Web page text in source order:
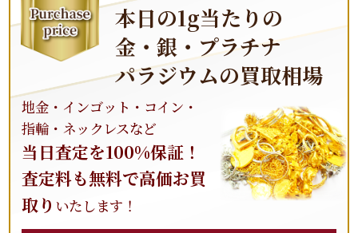
本日の1g当たりの
金 ・銀 ・ プラチナ
パラジウムの買取相場
地金 ・インゴット・コイン・
指輪・ネックレスなど
当日査定を100%保証！
査定料も無料で高価お買
取り いたします！